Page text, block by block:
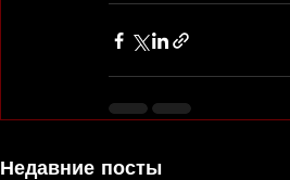
Недавние посты